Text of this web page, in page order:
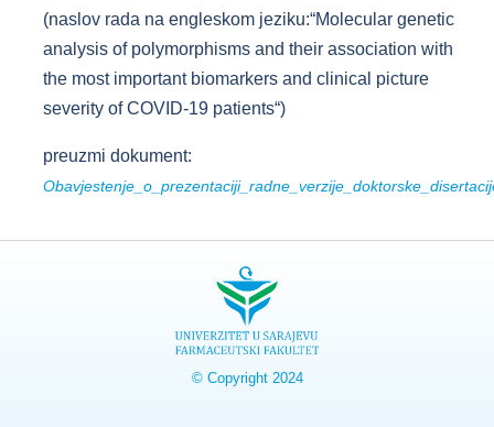
(naslov rada na engleskom jeziku:“Molecular genetic
analysis of polymorphisms and their association with
the most important biomarkers and clinical picture
severity of COVID-19 patients“)
preuzmi dokument:
© Copyright 2024